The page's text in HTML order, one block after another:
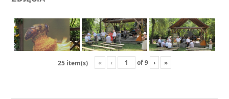
25 item(s) « ‹ of9 › »